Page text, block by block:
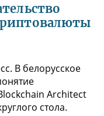
В белорусское
Architect
стола.